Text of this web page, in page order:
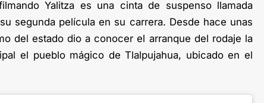
Yalitza es una cinta de suspenso llamada
segunda película en su carrera. Desde hace unas
del estado dio a conocer el arranque del rodaje la
el pueblo mágico de Tlalpujahua, ubicado en el